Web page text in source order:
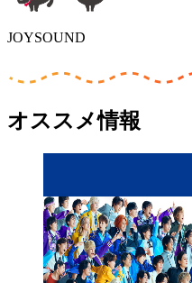
JOYSOUND
オススメ情報